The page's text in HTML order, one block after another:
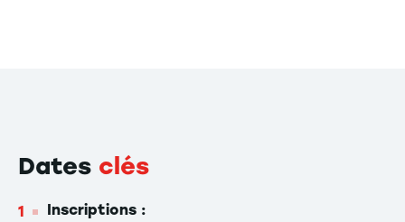
Dates clés
Inscriptions :